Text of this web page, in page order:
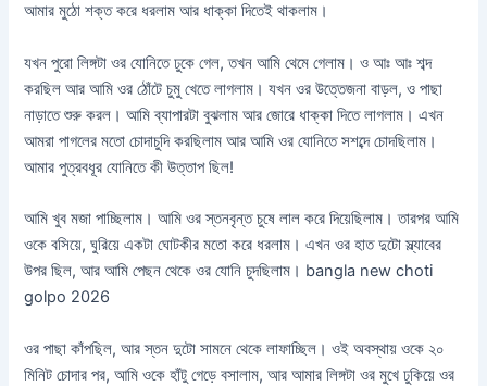
আমার মুঠো শক্ত করে ধরলাম আর ধাক্কা দিতেই থাকলাম।
যখন পুরো লিঙ্গটা ওর যোনিতে ঢুকে গেল, তখন আমি থেমে গেলাম। ও আঃ আঃ শব্দ
করছিল আর আমি ওর ঠোঁটে চুমু খেতে লাগলাম। যখন ওর উত্তেজনা বাড়ল, ও পাছা
নাড়াতে শুরু করল। আমি ব্যাপারটা বুঝলাম আর জোরে ধাক্কা দিতে লাগলাম। এখন
আমরা পাগলের মতো চোদাচুদি করছিলাম আর আমি ওর যোনিতে সশব্দে চোদছিলাম।
আমার পুত্রবধূর যোনিতে কী উত্তাপ ছিল!
আমি খুব মজা পাচ্ছিলাম। আমি ওর স্তনবৃন্ত চুষে লাল করে দিয়েছিলাম। তারপর আমি
ওকে বসিয়ে, ঘুরিয়ে একটা ঘোটকীর মতো করে ধরলাম। এখন ওর হাত দুটো স্ল্যাবের
উপর ছিল, আর আমি পেছন থেকে ওর যোনি চুদছিলাম। bangla new choti
golpo 2026
ওর পাছা কাঁপছিল, আর স্তন দুটো সামনে থেকে লাফাচ্ছিল। ওই অবস্থায় ওকে ২০
মিনিট চোদার পর, আমি ওকে হাঁটু গেড়ে বসালাম, আর আমার লিঙ্গটা ওর মুখে ঢুকিয়ে ওর